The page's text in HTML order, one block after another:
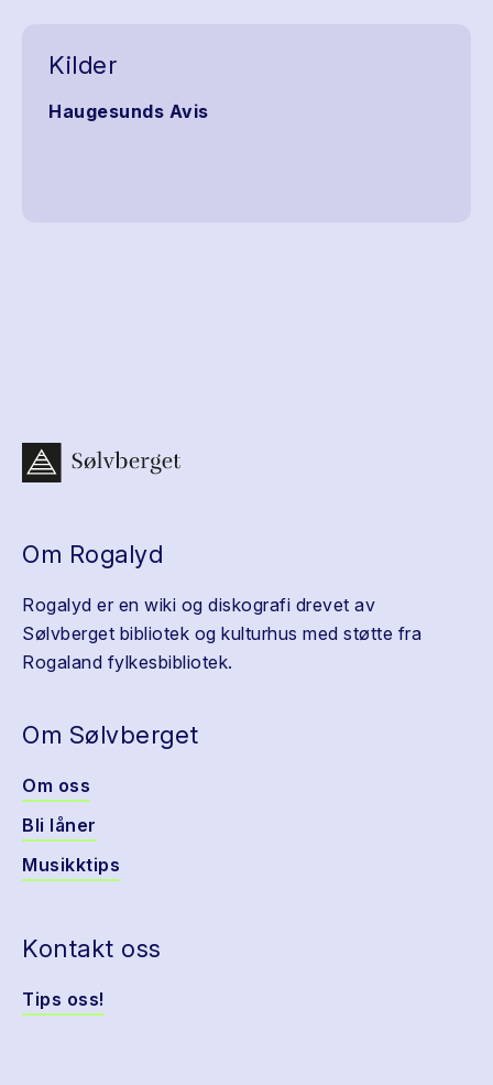
Kilder
Haugesunds Avis
Om Rogalyd
Rogalyd er en wiki og diskografi drevet av
Sølvberget bibliotek og kulturhus med støtte fra
Rogaland fylkesbibliotek.
Om Sølvberget
Om oss
Bli låner
Musikktips
Kontakt oss
Tips oss!